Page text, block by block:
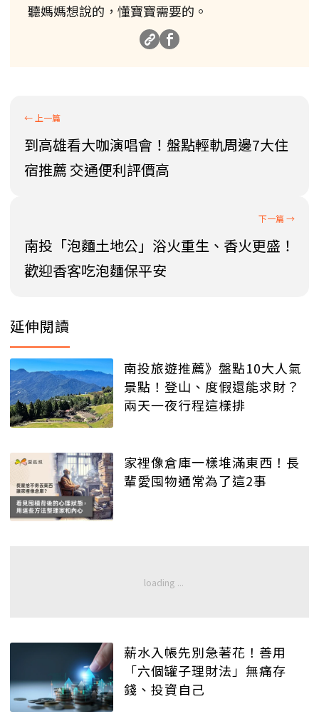
聽媽媽想說的，懂寶寶需要的。
到高雄看大咖演唱會！盤點輕軌周邊7大住
宿推薦 交通便利評價高
南投「泡麵土地公」浴火重生、香火更盛！
歡迎香客吃泡麵保平安
延伸閱讀
南投旅遊推薦》盤點10大人氣
景點！登山、度假還能求財？
兩天一夜行程這樣排
家裡像倉庫一樣堆滿東西！長
輩愛囤物通常為了這2事
薪水入帳先別急著花！善用
「六個罐子理財法」無痛存
錢、投資自己